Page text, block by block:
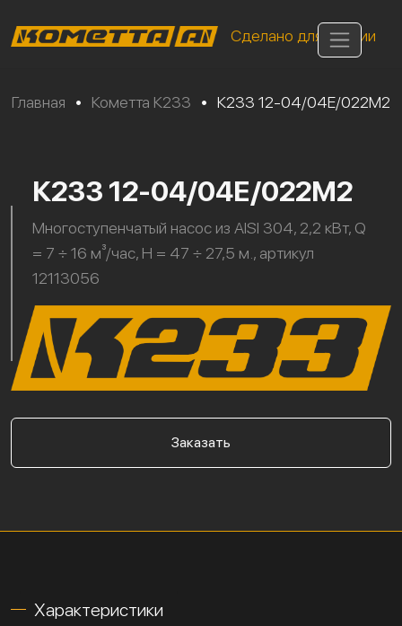
Сделано для России
Главная • Кометта К233 • К233 12-04/04Е/022М2
К233 12-04/04Е/022М2
Многоступенчатый насос из AISI 304, 2,2 кВт, Q
= 7 ÷ 16 м³/час, H = 47 ÷ 27,5 м., артикул
12113056
Заказать
Характеристики